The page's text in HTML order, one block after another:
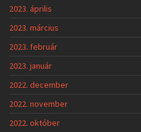
2023. április
2023. március
2023. február
2023. január
2022. december
2022. november
2022. október